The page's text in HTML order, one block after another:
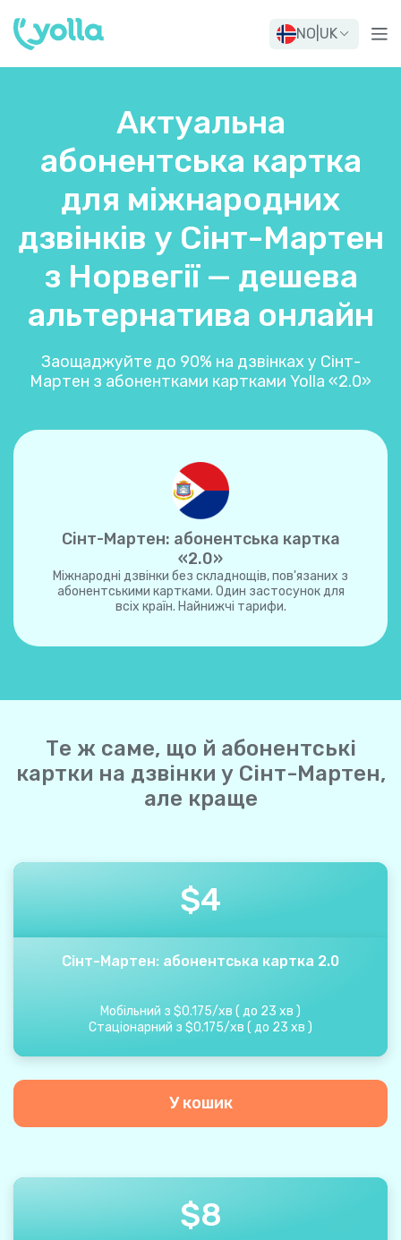
NO UK
Актуальна
абонентська картка
для міжнародних
дзвінків у Сінт-Мартен
з Норвегії — дешева
альтернатива онлайн
Заощаджуйте до 90% на дзвінках у Сінт-
Мартен з абонентками картками Yolla «2.0»
Сінт-Мартен: абонентська картка
«2.0»
Міжнародні дзвінки без складнощів, пов'язаних з
абонентськими картками. Один застосунок для
всіх країн. Найнижчі тарифи.
Те ж саме, що й абонентські
картки на дзвінки у Сінт-Мартен,
але краще
$4
Сінт-Мартен: абонентська картка 2.0
Мобільний з $0.175/хв ( до 23 хв )
Стаціонарний з $0.175/хв ( до 23 хв )
У кошик
$8